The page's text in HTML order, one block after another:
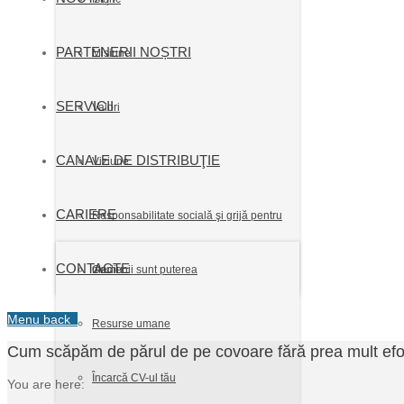
Misiune
Valori
Viziune
Responsabilitate socială şi grijă pentru
mediu
PARTENERII NOȘTRI
SERVICII
CANALE DE DISTRIBUŢIE
CARIERE
Oamenii sunt puterea
Resurse umane
Încarcă CV-ul tău
CONTACTE
Menu back
Cum scăpăm de părul de pe covoare fără prea mult
You are here: